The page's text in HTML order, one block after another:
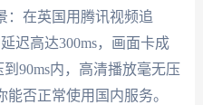
：在英国用腾讯视频追
迟高达300ms，画面卡成
90ms内，高清播放毫无压
否正常使用国内服务。